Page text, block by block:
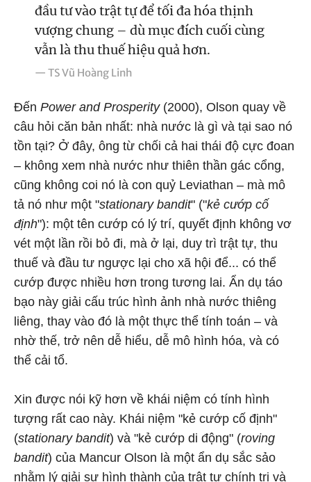
đầu tư vào trật tự để tối đa hóa thịnh
vượng chung – dù mục đích cuối cùng
vẫn là thu thuế hiệu quả hơn.
— TS Vũ Hoàng Linh
Đến Power and Prosperity(2000), Olson quay về
câu hỏi căn bản nhất: nhà nước là gì và tại sao nó
tồn tại? Ở đây, ông từ chối cả hai thái độ cực đoan
– không xem nhà nước như thiên thần gác cổng,
cũng không coi nó là con quỷ Leviathan – mà mô
tả nó như một "stationary bandit" ("kẻ cướp cố
định"): một tên cướp có lý trí, quyết định không vơ
vét một lần rồi bỏ đi, mà ở lại, duy trì trật tự, thu
thuế và đầu tư ngược lại cho xã hội để... có thể
cướp được nhiều hơn trong tương lai. Ẩn dụ táo
bạo này giải cấu trúc hình ảnh nhà nước thiêng
liêng, thay vào đó là một thực thể tính toán – và
nhờ thế, trở nên dễ hiểu, dễ mô hình hóa, và có
thể cải tổ.
Xin được nói kỹ hơn về khái niệm có tính hình
tượng rất cao này. Khái niệm "kẻ cướp cố định"
(stationary bandit) và "kẻ cướp di động" (roving
bandit) của Mancur Olson là một ẩn dụ sắc sảo
nhằm lý giải sự hình thành của trật tự chính trị và